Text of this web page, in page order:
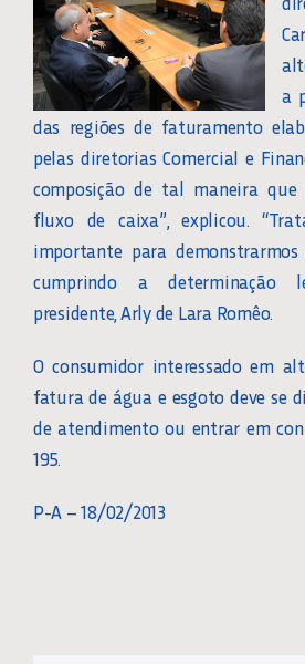
a
das regiões de faturamento
pelas diretorias Comercial e
composição de tal maneira
fluxo de caixa”, explicou.
importante para
cumprindo a determinação
presidente, Arly de Lara Romêo.
O consumidor interessado em
fatura de água e esgoto deve se
de atendimento ou entrar em
195.
P-A – 18/02/2013